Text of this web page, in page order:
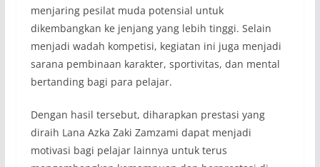
menjaring pesilat muda potensial untuk
dikembangkan ke jenjang yang lebih tinggi. Selain
menjadi wadah kompetisi, kegiatan ini juga menjadi
sarana pembinaan karakter, sportivitas, dan mental
bertanding bagi para pelajar.
Dengan hasil tersebut, diharapkan prestasi yang
diraih Lana Azka Zaki Zamzami dapat menjadi
motivasi bagi pelajar lainnya untuk terus